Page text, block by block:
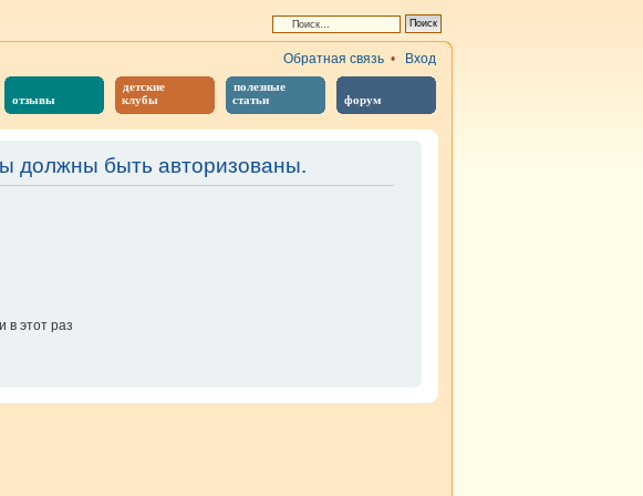
отзывы
детские
клубы
полезные
статьи
форум
Обратная связь • Вход
должны быть авторизованы.
в этот раз